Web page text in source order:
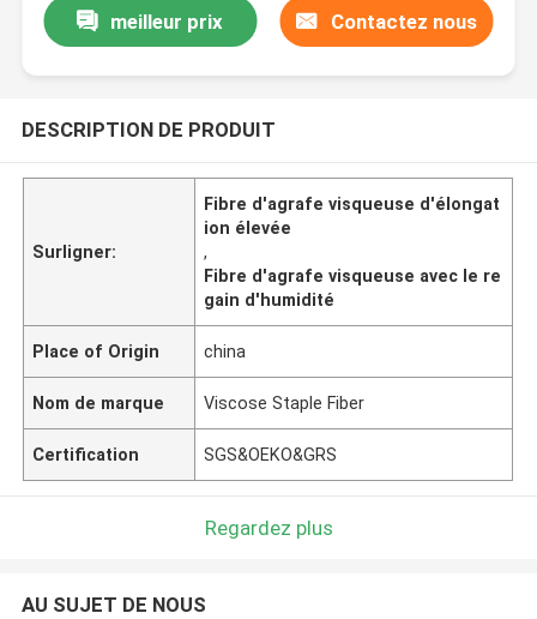
meilleur prix Contactez nous
DESCRIPTION DE PRODUIT
Surligner:
Fibre d'agrafe visqueuse d'élongat
ion élevée
,
Fibre d'agrafe visqueuse avec le re
gain d'humidité
Place of Origin china
Nom de marque Viscose Staple Fiber
Certification SGS&OEKO&GRS
Regardez plus
AU SUJET DE NOUS